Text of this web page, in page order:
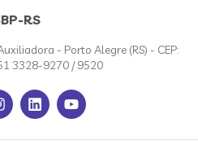
RS
- Porto Alegre (RS) - CEP:
3328-9270 / 9520